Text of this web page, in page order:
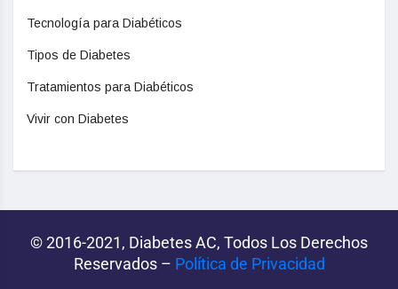
Tecnología para Diabéticos
Tipos de Diabetes
Tratamientos para Diabéticos
Vivir con Diabetes
© 2016-2021, Diabetes AC, Todos Los Derechos
Reservados – Política de Privacidad‌­